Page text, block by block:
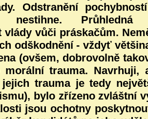
Odstranění
nestihne. Průhledná
vlády vůči práskačům.
odškodnění - vždyť
(ovšem, dobrovolně
morální trauma. Navrhuji,
trauma je tedy
bylo zřízeno zvláštní
jsou ochotny